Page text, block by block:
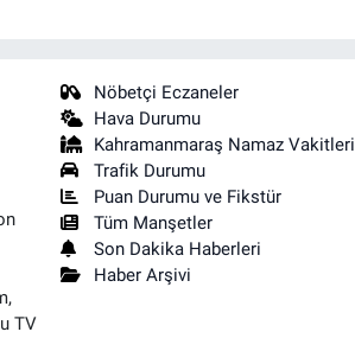
TV
Nöbetçi Eczaneler
Hava Durumu
Kahramanmaraş Namaz Vakitleri
Trafik Durumu
Puan Durumu ve Fikstür
Tüm Manşetler
Son Dakika Haberleri
Haber Arşivi